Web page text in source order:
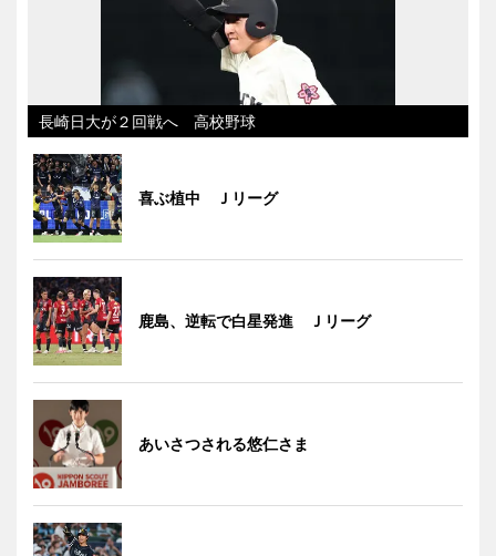
長崎日大が２回戦へ 高校野球
喜ぶ植中 Ｊリーグ
鹿島、逆転で白星発進 Ｊリーグ
あいさつされる悠仁さま